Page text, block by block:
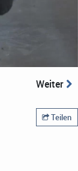
Weiter
Teilen